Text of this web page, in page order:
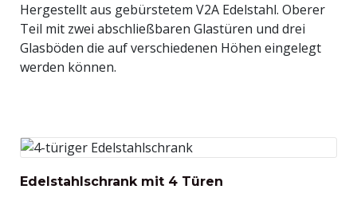
Hergestellt aus gebürstetem V2A Edelstahl. Oberer
Teil mit zwei abschließbaren Glastüren und drei
Glasböden die auf verschiedenen Höhen eingelegt
werden können.
Edelstahlschrank mit 4 Türen